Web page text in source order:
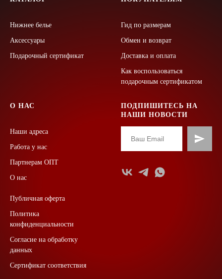
Нижнее белье
Аксессуары
Подарочный сертификат
Гид по размерам
Обмен и возврат
Доставка и оплата
Как воспользоваться
подарочным сертификатом
О НАС
Наши адреса
Работа у нас
Партнерам ОПТ
О нас
Публичная оферта
Политика
конфиденциальности
Согласие на обработку
данных
Сертификат соответствия
ПОДПИШИТЕСЬ НА
НАШИ НОВОСТИ